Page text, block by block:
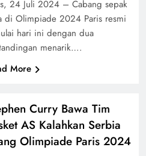
24 Juli 2024 – Cabang sepak
di Olimpiade 2024 Paris resmi
hari ini dengan dua
menarik….
More
Curry Bawa Tim
AS Kalahkan Serbia
Olimpiade Paris 2024